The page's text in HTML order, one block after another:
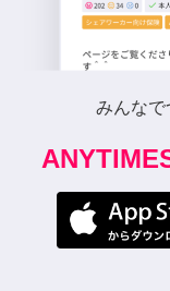
みんなで